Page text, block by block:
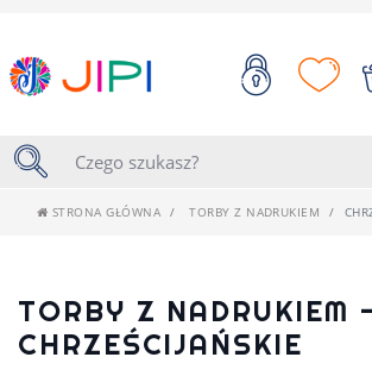
STRONA GŁÓWNA TORBY Z NADRUKIEM
TORBY Z NADRUKIEM -
CHRZEŚCIJAŃSKIE